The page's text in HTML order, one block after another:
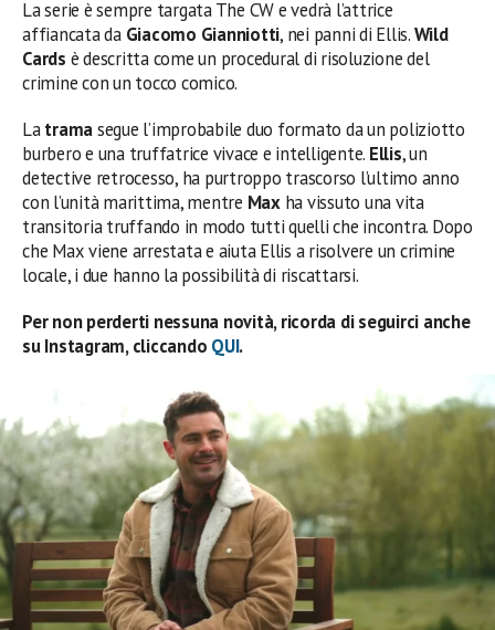
La serie è sempre targata The CW e vedrà l’attrice
affiancata da Giacomo Gianniotti, nei panni di Ellis.Wild
Cards è descritta come un procedural di risoluzione del
crimine con un tocco comico.
Latramasegue l’improbabile duo formato da un poliziotto
burbero e una truffatrice vivace e intelligente. Ellis, un
detective retrocesso, ha purtroppo trascorso l’ultimo anno
con l’unità marittima, mentre Max ha vissuto una vita
transitoria truffando in modo tutti quelli che incontra. Dopo
che Max viene arrestata e aiuta Ellis a risolvere un crimine
locale, i due hanno la possibilità di riscattarsi.
Per non perderti nessuna novità, ricorda di seguirci anche
su Instagram, cliccando QUI.